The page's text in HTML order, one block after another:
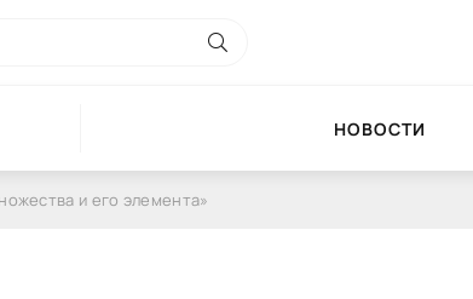
НОВОСТИ
и его элемента»